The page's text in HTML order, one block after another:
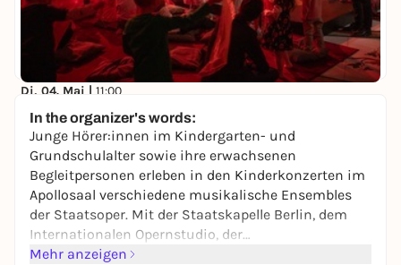
Di, 04. Mai | 11:00
Staatsoper Unter den Linden
8,00 to 8,00 €
In the organizer's words:
Junge Hörer:innen im Kindergarten- und
Grundschulalter sowie ihre erwachsenen
Begleitpersonen erleben in den Kinderkonzerten im
Apollosaal verschiedene musikalische Ensembles
der Staatsoper. Mit der Staatskapelle Berlin, dem
Internationalen Opernstudio, der
Orchesterakademie und dem Kinderchor laden
Mehr anzeigen